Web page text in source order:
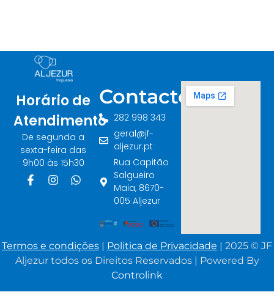
Horário de
Atendimento
De segunda a
sexta-feira das
9h00 às 15h30
Contactos
282 998 343
geral@jf-
aljezur.pt
Rua Capitão
Salgueiro
Maia, 8670-
005 Aljezur
Termos e condições | Politica de Privacidade | 2025 © JF
Aljezur todos os Direitos Reservados | Powered By
Controlink